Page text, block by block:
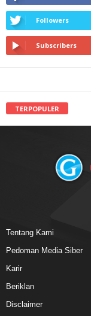
Followers
Subscribers
TERPOPULER
Tentang Kami
Pedoman Media Siber
Karir
Beriklan
Disclaimer